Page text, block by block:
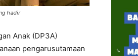
hadir
Anak (DP3A)
pengarusutamaan